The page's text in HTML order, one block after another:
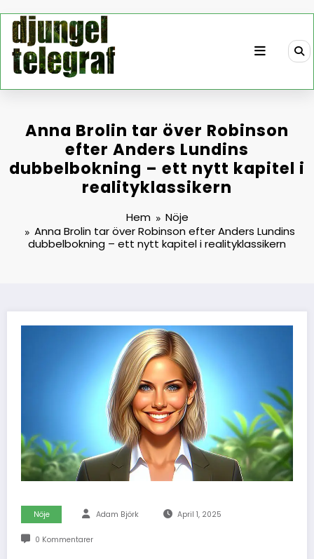
innehåll
Anna Brolin tar över Robinson
efter Anders Lundins
dubbelbokning – ett nytt kapitel i
realityklassikern
Hem
Nöje
Anna Brolin tar över Robinson efter Anders Lundins
dubbelbokning – ett nytt kapitel i realityklassikern
Nöje Adam Björk April 1, 2025
0 Kommentarer